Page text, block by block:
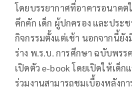
โดยบรรยากาศที่อาคารอนาคต
คึกคัก เด็ก ผู้ปกครอง และประ
กิจกรรมตั้งแต่เช้า นอกจากนี้ยัง
ร่าง พ.ร.บ. การศึกษา ฉบับพร
เปิดตัว e-book โดยเปิดให้เด็
ร่วมงานสามารถชมเบื้องหลังกา